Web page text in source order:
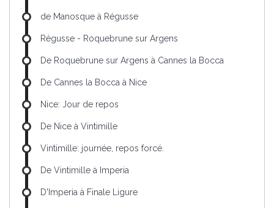
de Manosque à Régusse
Régusse - Roquebrune sur Argens
De Roquebrune sur Argens à Cannes la Bocca
De Cannes la Bocca à Nice
Nice: Jour de repos
De Nice à Vintimille
Vintimille: journée, repos forcé.
De Vintimille à Imperia
D'Imperia à Finale Ligure